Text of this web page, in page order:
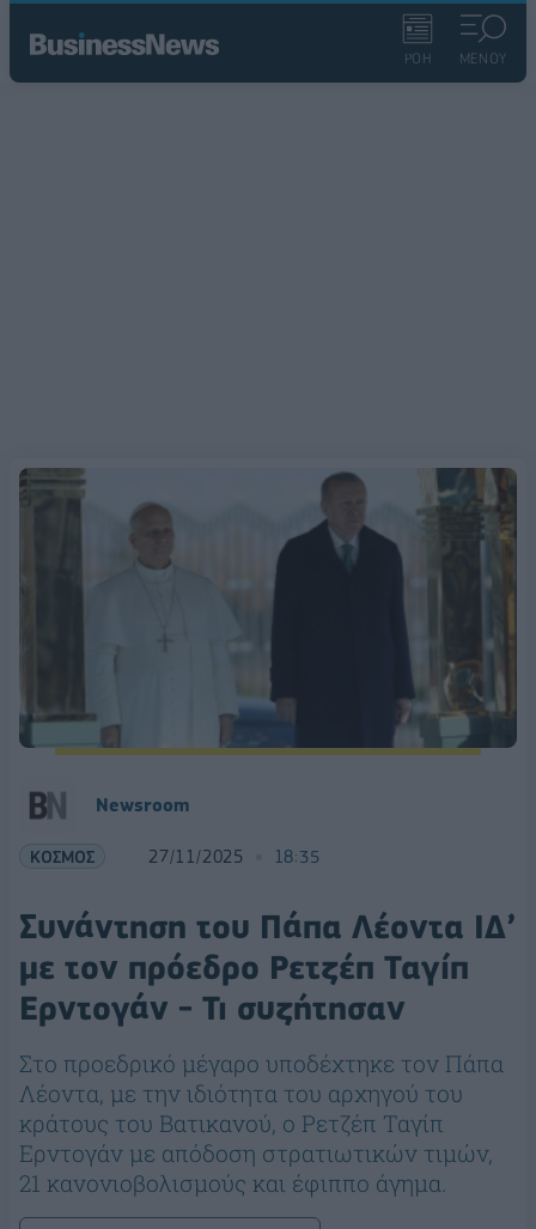
ΡΟΗ ΜΕΝΟΥ
Newsroom
ΚΟΣΜΟΣ 27/11/2025 18:35
Συνάντηση του Πάπα Λέοντα ΙΔ’
με τον πρόεδρο Ρετζέπ Ταγίπ
Ερντογάν - Τι συζήτησαν
Στο προεδρικό μέγαρο υποδέχτηκε τον Πάπα
Λέοντα, με την ιδιότητα του αρχηγού του
κράτους του Βατικανού, ο Ρετζέπ Ταγίπ
Ερντογάν με απόδοση στρατιωτικών τιμών,
21 κανονιοβολισμούς και έφιππο άγημα.